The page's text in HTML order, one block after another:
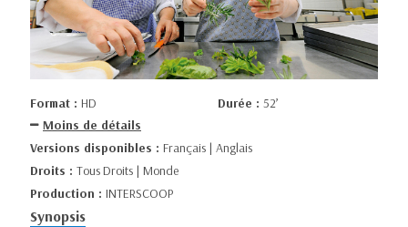
Format : HD Durée : 52’
Moins de détails
Versions disponibles : Français | Anglais
Droits : Tous Droits | Monde
Production : INTERSCOOP
Synopsis